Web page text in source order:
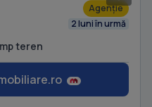
Agenție
2 luni în urmă
teren